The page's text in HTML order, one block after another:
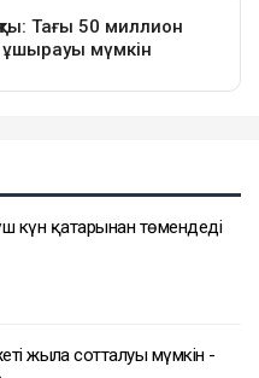
күн қатарынан төмендеді
жылға сотталуы мүмкін -